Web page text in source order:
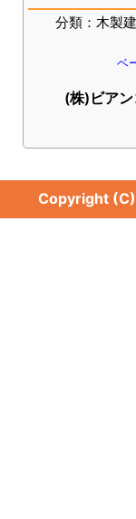
分類：木製
ベ
(株)ビア
Copyright